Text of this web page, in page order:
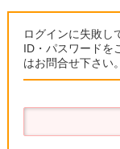
ログインに失敗し
ID・パスワードを
はお問合せ下さい。